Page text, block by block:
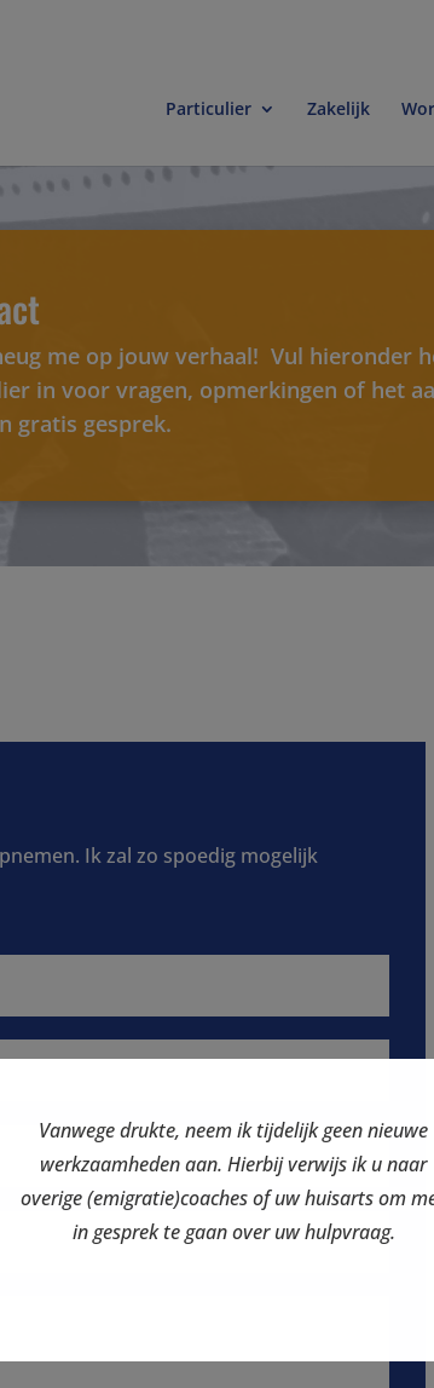
Particulier Zakelijk
me op jouw verhaal! Vul hieronder
in voor vragen, opmerkingen of het
gratis gesprek.
Ik zal zo spoedig mogelijk
Vanwege drukte, neem ik tijdelijk geen nieuwe
werkzaamheden aan. Hierbij verwijs ik u naar
overige (emigratie)coaches of uw huisarts om
in gesprek te gaan over uw hulpvraag.